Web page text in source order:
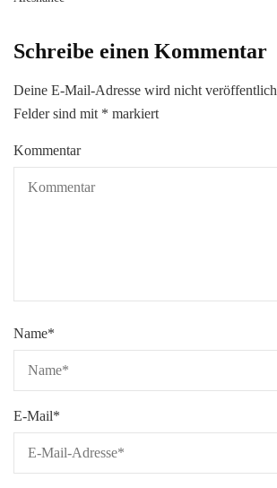
Schreibe einen Kommentar
Deine E-Mail-Adresse wird nicht
Felder sind mit * markiert
Kommentar
Name*
E-Mail*